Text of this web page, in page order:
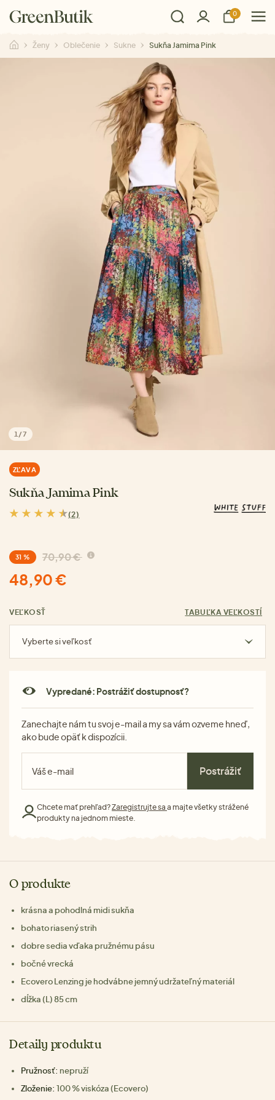
0
Ženy Oblečenie Sukne Sukňa Jamima Pink
1 /7
ZĽAVA
Sukňa Jamima Pink
(2)
31 % 70,90 €
48,90 €
VEĽKOSŤ TABUĽKA VEĽKOSTÍ
Vyberte si veľkosť
Vypredané: Postrážiť dostupnosť?
Zanechajte nám tu svoj e-mail a my sa vám ozveme hneď,
ako bude opäť k dispozícii.
Postrážiť
Chcete mať prehľad?Zaregistrujte sa a majte všetky strážené
produkty na jednom mieste.
O produkte
krásna a pohodlná midi sukňa
bohato riasený strih
dobre sedia vďaka pružnému pásu
bočné vrecká
Ecovero Lenzing je hodvábne jemný udržateľný materiál
dĺžka (L) 85 cm
Detaily produktu
Pružnosť: nepruží
Zloženie: 100 % viskóza (Ecovero)